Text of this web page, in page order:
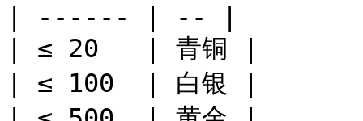
| ------ | -- |
| ≤ 20   | 青铜 |
| ≤ 100  | 白银 |